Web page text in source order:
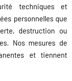
techniques et
personnelles que
destruction ou
Nos mesures de
et tiennent